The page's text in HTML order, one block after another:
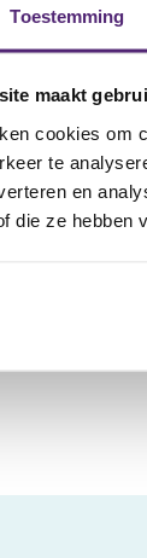
Toestemming
maakt
cookies om
te
en
die ze hebben
bij
L.H., et al.,
Kirkley A.,